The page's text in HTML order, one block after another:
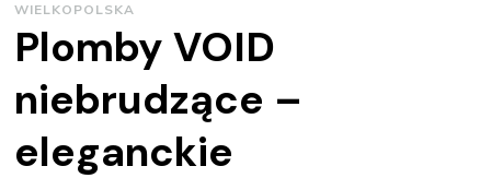
WIELKOPOLSKA
Plomby VOID
niebrudzące –
eleganckie